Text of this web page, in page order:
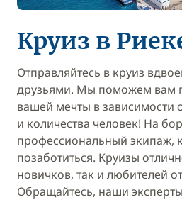
Круиз в
Отправляйтесь в круиз
друзьями. Мы поможем вам
вашей мечты в зависимости
и количества человек! На
профессиональный экипаж,
позаботиться. Круизы
новичков, так и любителей
Обращайтесь, наши